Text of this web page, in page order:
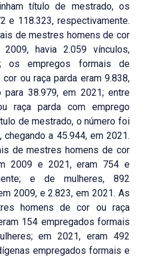
título de mestrado, os
e 118.323, respectivamente.
de mestres homens de cor
havia 2.059 vínculos,
os empregos formais de
ou raça parda eram 9.838,
para 38.979, em 2021; entre
raça parda com emprego
de mestrado, o número foi
a 45.944, em 2021.
de mestres homens de cor
2009 e 2021, eram 754 e
e de mulheres, 892
2009, e 2.823, em 2021. As
homens de cor ou raça
154 empregados formais
em 2021, eram 492
empregados formais e